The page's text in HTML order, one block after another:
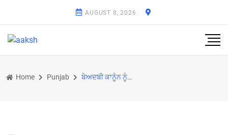
AUGUST 8, 2026
Home Punjab ਬੇਅਦਬੀ ਕਾਨੂੰਨ ਨੂੰ ਸੋਧਾਂ ਕਰਕੇ ਮਹੀਨੇ ਅੰਦਰ ਕੀਤਾ ਜਾਵੇ ਲਾਗੂ : ਜੱਥੇਦਾਰ